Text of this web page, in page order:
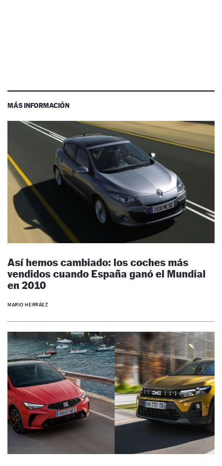
MÁS INFORMACIÓN
Así hemos cambiado: los coches más
vendidos cuando España ganó el Mundial
en 2010
MARIO HERRÁEZ